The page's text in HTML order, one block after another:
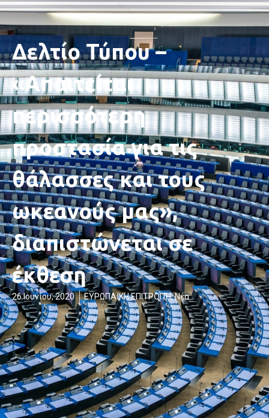
Δελτίο Τύπου –
«Απαιτείται
περισσότερη
προστασία για τις
θάλασσες και τους
ωκεανούς μας»,
διαπιστώνεται σε
έκθεση
26 Ιουνίου, 2020 ΕΥΡΩΠΑΪΚΗ ΕΠΙΤΡΟΠΉ,Νέα